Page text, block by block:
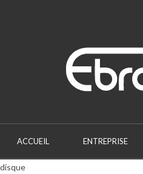
ACCUEIL ENTREPRISE
disque